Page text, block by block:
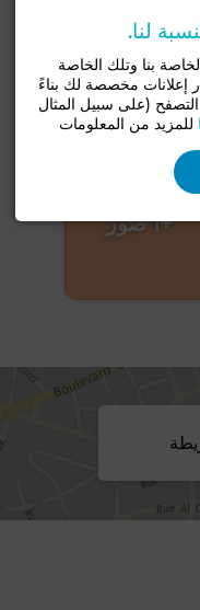
+1 صور
لنا.
بنا وتلك الخاصة
إعلانات مخصصة لك بناءً
(على سبيل المثال
للمزيد من المعلومات